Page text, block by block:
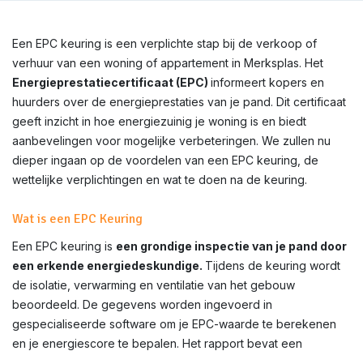
Een EPC keuring is een verplichte stap bij de verkoop of
verhuur van een woning of appartement in Merksplas. Het
Energieprestatiecertificaat (EPC) informeert kopers en
huurders over de energieprestaties van je pand. Dit certificaat
geeft inzicht in hoe energiezuinig je woning is en biedt
aanbevelingen voor mogelijke verbeteringen. We zullen nu
dieper ingaan op de voordelen van een EPC keuring, de
wettelijke verplichtingen en wat te doen na de keuring.
Wat is een EPC Keuring
Een EPC keuring is een grondige inspectie van je pand door
een erkende energiedeskundige. Tijdens de keuring wordt
de isolatie, verwarming en ventilatie van het gebouw
beoordeeld. De gegevens worden ingevoerd in
gespecialiseerde software om je EPC-waarde te berekenen
en je energiescore te bepalen. Het rapport bevat een